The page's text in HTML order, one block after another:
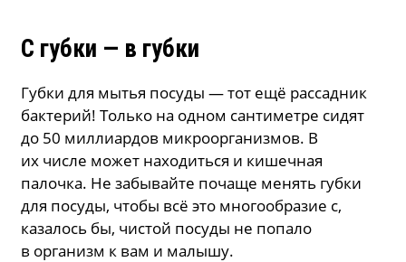
С губки — в губки
Губки для мытья посуды — тот ещё рассадник
бактерий! Только на одном сантиметре сидят
до 50 миллиардов микроорганизмов. В
их числе может находиться и кишечная
палочка. Не забывайте почаще менять губки
для посуды, чтобы всё это многообразие с,
казалось бы, чистой посуды не попало
в организм к вам и малышу.